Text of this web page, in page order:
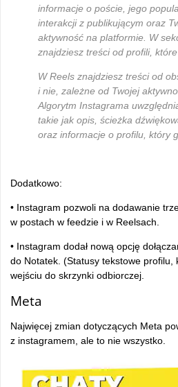
informacje o poście, jego
interakcji z publikującym oraz
aktywność na platformie. W
znajdziesz treści od profili,
W Reels znajdziesz treści od
i nie, zależne od Twojej
Algorytm Instagrama
takie jak opis, ścieżka
oraz informacje o profilu, który
Dodatkowo:
• Instagram pozwoli na dodawanie
w postach w feedzie i w Reelsach.
• Instagram dodał nową opcję
do Notatek. (Statusy tekstowe profilu,
wejściu do skrzynki odbiorczej.
Meta
Najwięcej zmian dotyczących Meta
z instagramem, ale to nie wszystko.